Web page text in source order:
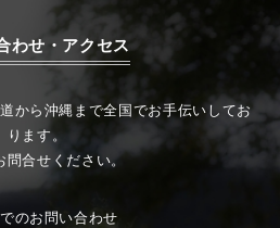
わせ・アクセス
から沖縄まで全国でお手伝いしてお
ります。
問合せください。
のお問い合わせ